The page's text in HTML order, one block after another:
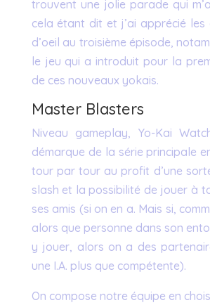
trouvent une jolie parade qui
cela étant dit et j’ai apprécié les
d’oeil au troisième épisode,
le jeu qui a introduit pour la
de ces nouveaux yokais.
Master Blasters
Niveau gameplay, Yo-Kai
démarque de la série principale
tour par tour au profit d’une
slash et la possibilité de jouer à
ses amis (si on en a. Mais si,
alors que personne dans son
y jouer, alors on a des
une I.A. plus que compétente).
On compose notre équipe en